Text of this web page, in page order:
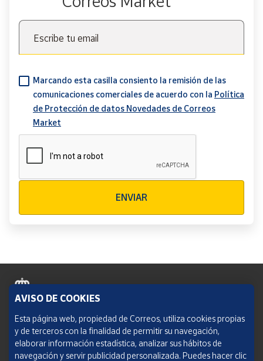
Escribe tu email
Marcando esta casilla consiento la remisión de las
comunicaciones comerciales de acuerdo con la Política
de Protección de datos Novedades de Correos
Market
ENVIAR
Política de cookies
Aviso legal
AVISO DE COOKIES
Esta página web, propiedad de Correos, utiliza cookies propias
y de terceros con la finalidad de permitir su navegación,
elaborar información estadística, analizar sus hábitos de
navegación y servir publicidad personalizada. Puedes hacer clic